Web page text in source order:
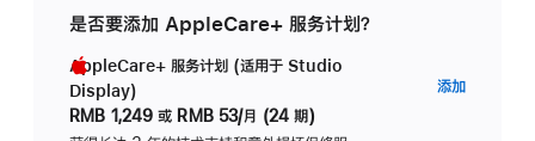
是否要添加 AppleCare+ 服务计划？
AppleCare+ 服务计划 (适用于 Studio
Display)
RMB 1,249 或 RMB 53/月 (24 期)
添加